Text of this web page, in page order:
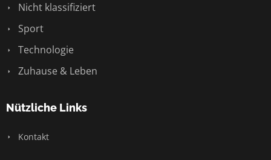
Nicht klassifiziert
Sport
Technologie
Zuhause & Leben
Nützliche Links
Kontakt